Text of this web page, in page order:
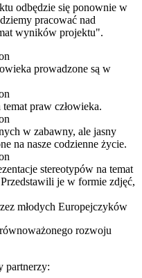
odbędzie się ponownie w
pracować nad
wyników projektu".
prowadzone są w
praw człowieka.
w zabawny, ale jasny
na nasze codzienne życie.
stereotypów na temat
je w formie zdjęć,
młodych Europejczyków
rozwoju
partnerzy: